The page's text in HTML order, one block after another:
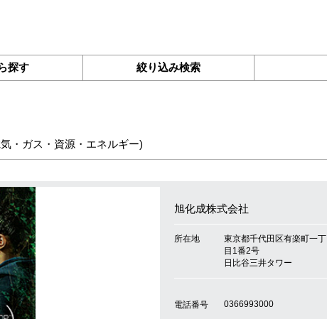
探す 絞り込み検索
・ガス・資源・エネルギー)
旭化成株式会社
所在地
東京都千代田区有楽町一丁
目1番2号
日比谷三井タワー
電話番号 0366993000